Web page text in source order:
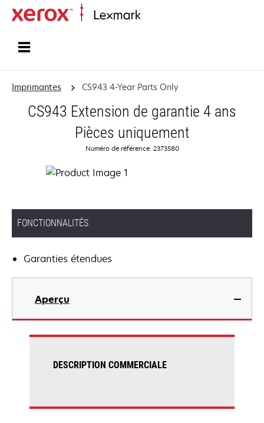
Imprimantes CS943 4-Year Parts Only
CS943 Extension de garantie 4 ans
Pièces uniquement
Numéro de référence: 2373580
FONCTIONNALITÉS
Garanties étendues
Aperçu
DESCRIPTION COMMERCIALE